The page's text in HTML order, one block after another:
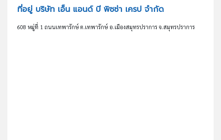
ที่อยู่ บริษัท เอ็น แอนด์ บี พิซซ่า เครป จำกัด
608 หมู่ที่ 1 ถนนเทพารักษ์ ต.เทพารักษ์ อ.เมืองสมุทรปราการ จ.สมุทรปราการ